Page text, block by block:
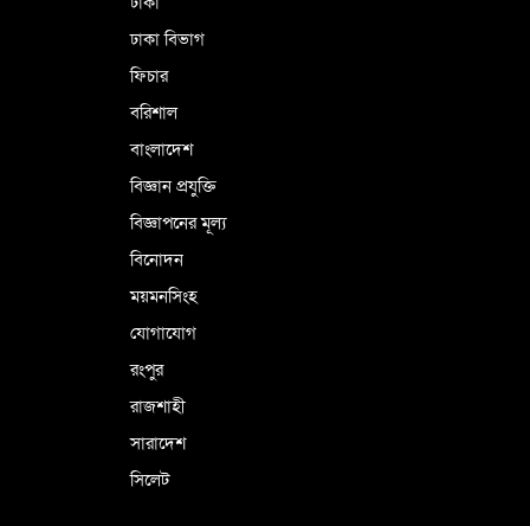
ঢাকা বিভাগ
ফিচার
বরিশাল
বাংলাদেশ
বিজ্ঞান প্রযুক্তি
বিজ্ঞাপনের মূল্য
বিনোদন
ময়মনসিংহ
যোগাযোগ
রংপুর
রাজশাহী
সারাদেশ
সিলেট